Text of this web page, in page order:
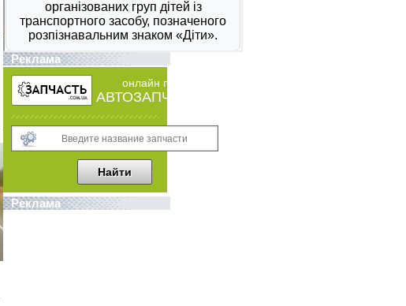
Реклама
онлайн поиск
АВТОЗАПЧАСТЕЙ
Реклама